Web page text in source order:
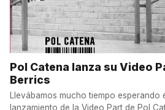
Pol Catena lanza su Video
Berrics
Llevábamos mucho tiempo esperando
lanzamiento de la Video Part de Pol